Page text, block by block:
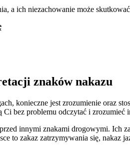
a ich niezachowanie może
znaków nakazu
konieczne ⁣jest zrozumienie‍ oraz
bez problemu‌ odczytać i zrozumieć
innymi znakami drogowymi. Ich
to zakaz zatrzymywania się,